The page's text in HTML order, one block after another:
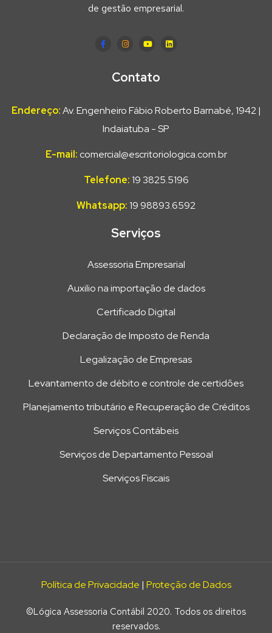
de gestão empresarial.
Contato
Endereço:Av. Engenheiro Fábio Roberto Barnabé, 1942 |
Indaiatuba - SP
E-mail: comercial@escritoriologica.com.br
Telefone:19 3825.5196
Whatsapp:19 98893.6592
Serviços
Assessoria Empresarial
Auxilio na importação de dados
Certificado Digital
Declaração de Imposto de Renda
Legalização de Empresas
Levantamento de débito e controle de certidões
Planejamento tributário e Recuperação de Créditos
Serviços Contábeis
Serviços de Departamento Pessoal
Serviços Fiscais
Política de Privacidade | Proteção de Dados
©Lógica Assessoria Contábil 2020. Todos os direitos
reservados.